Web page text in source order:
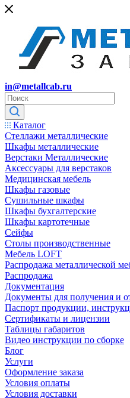
in@metallcab.ru
Каталог
Стеллажи металлические
Шкафы металлические
Верстаки Металлические
Аксессуары для верстаков
Медицинская мебель
Шкафы газовые
Сушильные шкафы
Шкафы бухгалтерские
Шкафы картотечные
Сейфы
Столы производственные
Мебель LOFT
Распродажа металлической
Распродажа
Документация
Документы для получения и
Паспорт продукции,
Сертификаты и лицензии
Таблицы габаритов
Видео инструкции по сборке
Блог
Услуги
Оформление заказа
Условия оплаты
Условия доставки